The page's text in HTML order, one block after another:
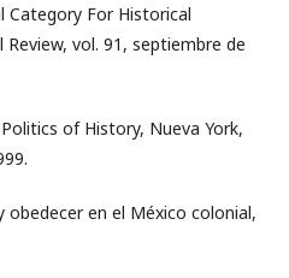
Category For Historical
Review, vol. 91, septiembre de
of History, Nueva York,
obedecer en el México colonial,